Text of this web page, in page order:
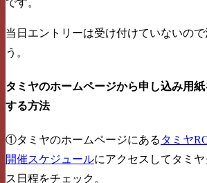
当日エントリーは受け付けていないので
う。
タミヤのホームページから申し込み用
する方法
①タミヤのホームページにある タミヤ
開催スケジュールにアクセスしてタミ
ス日程をチェック。